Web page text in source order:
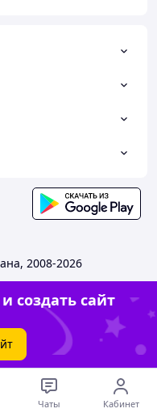
2008-2026
создать сайт
Чаты Кабинет